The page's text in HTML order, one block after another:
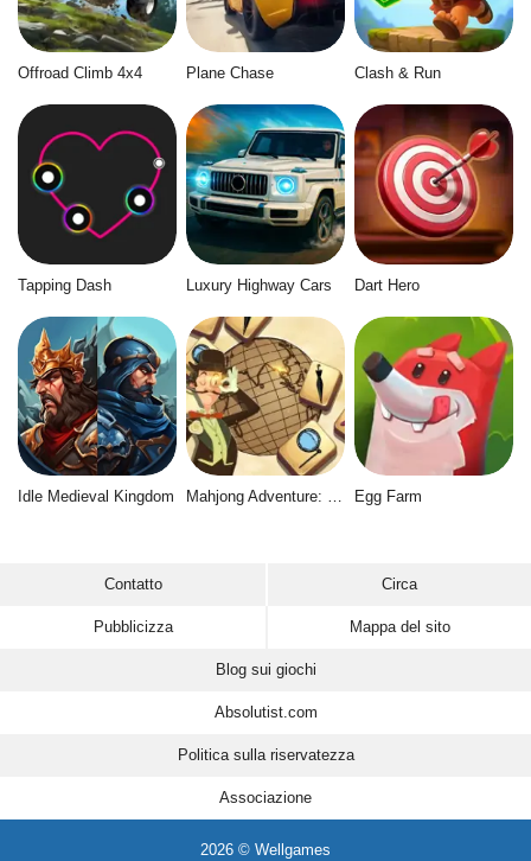
Offroad Climb 4x4 Plane Chase Clash & Run
Tapping Dash Luxury Highway Cars Dart Hero
Idle Medieval Kingdom Egg Farm
Contatto Circa
Pubblicizza Mappa del sito
Blog sui giochi
Absolutist.com
Politica sulla riservatezza
Associazione
2026 © Wellgames